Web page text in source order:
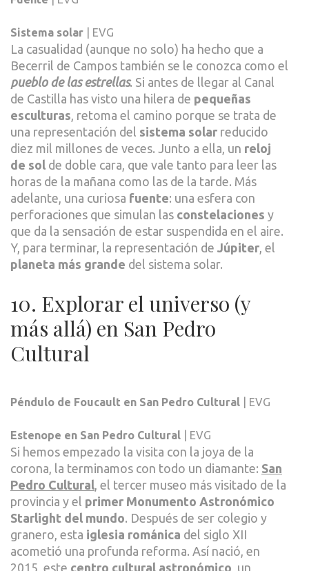
Sistema solar | EVG
La casualidad (aunque no solo) ha hecho que a
Becerril de Campos también se le conozca como el
pueblo de las estrellas. Si antes de llegar al Canal
de Castilla has visto una hilera de pequeñas
esculturas , retoma el camino porque se trata de
una representación del sistema solar reducido
diez mil millones de veces. Junto a ella, un reloj
de sol de doble cara, que vale tanto para leer las
horas de la mañana como las de la tarde. Más
adelante, una curiosa fuente: una esfera con
perforaciones que simulan las constelaciones y
que da la sensación de estar suspendida en el aire.
Y, para terminar, la representación de Júpiter , el
planeta más grande del sistema solar.
10. Explorar el universo (y
más allá) en San Pedro
Cultural
Péndulo de Foucault en San Pedro Cultural | EVG
Estenope en San Pedro Cultural | EVG
Si hemos empezado la visita con la joya de la
corona, la terminamos con todo un diamante: San
Pedro Cultural , el tercer museo más visitado de la
provincia y el primer Monumento Astronómico
Starlight del mundo. Después de ser colegio y
granero, esta iglesia románica del siglo XII
acometió una profunda reforma. Así nació, en
2015, este centro cultural astronómico , un